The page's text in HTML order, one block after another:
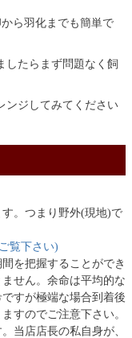
ら羽化までも簡単で
したらまず問題なく飼
ンジしてみてください
す。つまり野外(現地)で
覧下さい)
を把握することができ
せん。余命は平均的な
すが極端な場合到着後
すのでご注意下さい。
当店店長の私自身が、